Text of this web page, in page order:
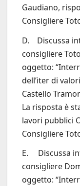
Gaudiano,
Consigliere
D. Discussa
consigliere
oggetto:
dell’iter di
Castello
La risposta è
lavori pubblici
Consigliere
E. Discussa
consigliere
oggetto: